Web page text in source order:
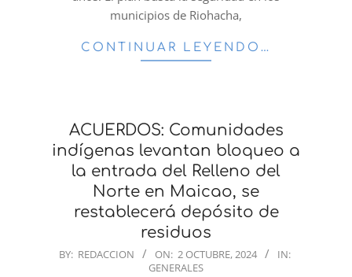
municipios de Riohacha,
CONTINUAR LEYENDO…
ACUERDOS: Comunidades
indígenas levantan bloqueo a
la entrada del Relleno del
Norte en Maicao, se
restablecerá depósito de
residuos
2024-
BY: REDACCION ON: 2 OCTUBRE, 2024
IN:
GENERALES